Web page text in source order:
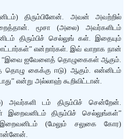
திரும்பினேன். அவன் அவற்றில்
மூசா (அலை) அவர்களிடம்
திரும்பிச் செல்லுங் கள். இதையும்
என்றார்கள். இவ் வாறாக நான்
“இவை ஐவேளைத் தொழுகைகள் ஆகும்.
தொழு கைக்கு ஈடு) ஆகும். என்னிடம்
என்று அல்லாஹ் கூறிவிட்டான்.
டம் திரும்பிச் சென்றேன்.
திரும்பிச் செல்லுங்கள்”
(மேலும் சலுகை கோர)